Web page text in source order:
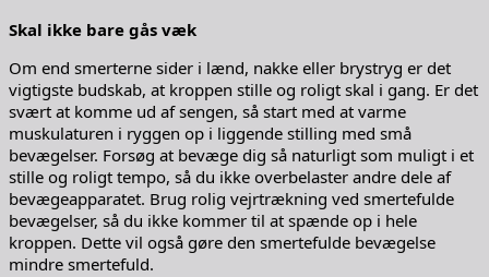
Skal ikke bare gås væk
Om end smerterne sider i lænd, nakke eller brystryg er det
vigtigste budskab, at kroppen stille og roligt skal i gang. Er det
svært at komme ud af sengen, så start med at varme
muskulaturen i ryggen op i liggende stilling med små
bevægelser. Forsøg at bevæge dig så naturligt som muligt i et
stille og roligt tempo, så du ikke overbelaster andre dele af
bevægeapparatet. Brug rolig vejrtrækning ved smertefulde
bevægelser, så du ikke kommer til at spænde op i hele
kroppen. Dette vil også gøre den smertefulde bevægelse
mindre smertefuld.